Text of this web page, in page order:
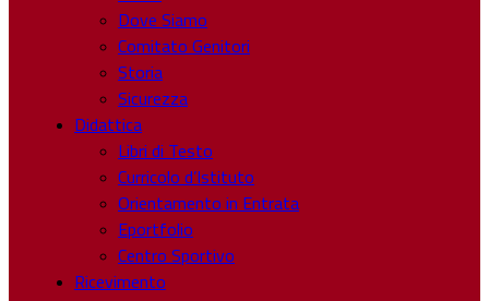
Dove Siamo
Comitato Genitori
Storia
Sicurezza
Didattica
Libri di Testo
Curricolo d’Istituto
Orientamento in Entrata
Eportfolio
Centro Sportivo
Ricevimento